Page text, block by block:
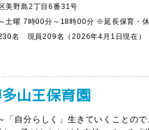
美野島2丁目6番31号
土曜 7時00分～18時00分 ※延長保育・休
名 現員209名（2026年4月1日現在）
山王保育園
「自分らしく」生きていくことの